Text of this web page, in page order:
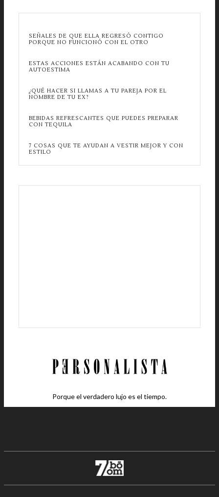
SEÑALES DE QUE ELLA REGRESÓ CONTIGO
PORQUE NO FUNCIONÓ CON EL OTRO
ESTAS ACCIONES ESTÁN ACABANDO CON TU
AUTOESTIMA
¿QUÉ HACER SI LLAMAS A TU PAREJA POR EL
NOMBRE DE TU EX?
BEBIDAS REFRESCANTES QUE PUEDES PREPARAR
CON TEQUILA
7 COSAS QUE TE AYUDAN A VESTIR MEJOR Y CON
ESTILO
Porque el verdadero lujo es el tiempo.